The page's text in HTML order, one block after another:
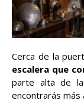
Cerca de la
escalera que
parte alta de
encontrarás más